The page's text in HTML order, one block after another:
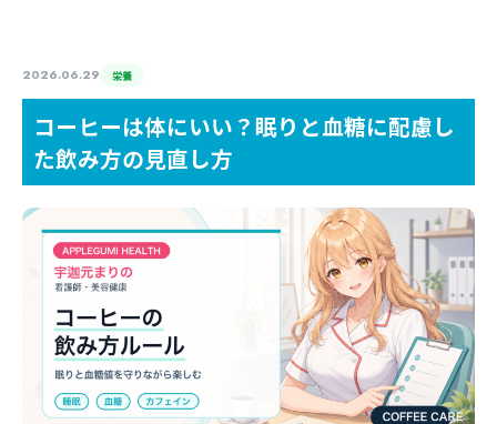
2026.06.29 栄養
コーヒーは体にいい？眠りと血糖に配慮し
た飲み方の見直し方